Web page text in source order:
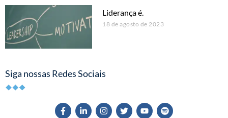
Liderança é.
18 de agosto de 2023
Siga nossas Redes Sociais